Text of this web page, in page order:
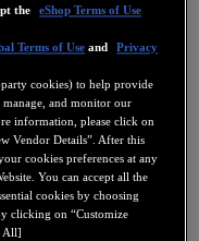
the
eShop Terms of Use
Terms of Use and
Privacy
cookies) to help provide
and monitor our
information, please click on
Vendor Details”. After this
cookies preferences at any
You can accept all the
cookies by choosing
clicking on “Customize
All]